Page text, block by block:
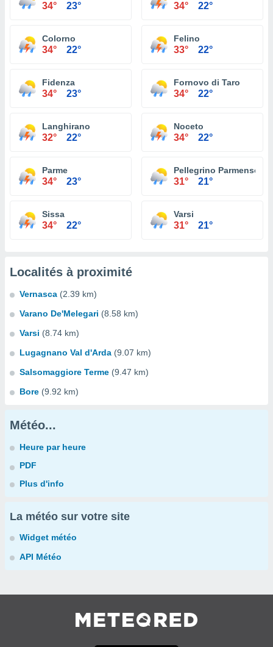
34° 23° 34° 22°
Colorno
34° 22°
Felino
33° 22°
Fidenza
34° 23°
Fornovo di Taro
34° 22°
Langhirano
32° 22°
Noceto
34° 22°
Parme
34° 23°
Pellegrino Parmense
31° 21°
Sissa
34° 22°
Varsi
31° 21°
Localités à proximité
Vernasca (2.39 km)
Varano De'Melegari (8.58 km)
Varsi (8.74 km)
Lugagnano Val d'Arda (9.07 km)
Salsomaggiore Terme (9.47 km)
Bore (9.92 km)
Météo...
Heure par heure
PDF
Plus d'info
La météo sur votre site
Widget météo
API Météo